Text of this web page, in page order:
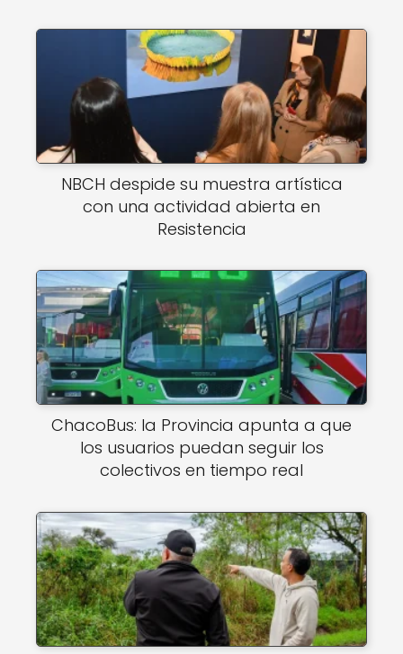
NBCH despide su muestra artística
con una actividad abierta en
Resistencia
ChacoBus: la Provincia apunta a que
los usuarios puedan seguir los
colectivos en tiempo real